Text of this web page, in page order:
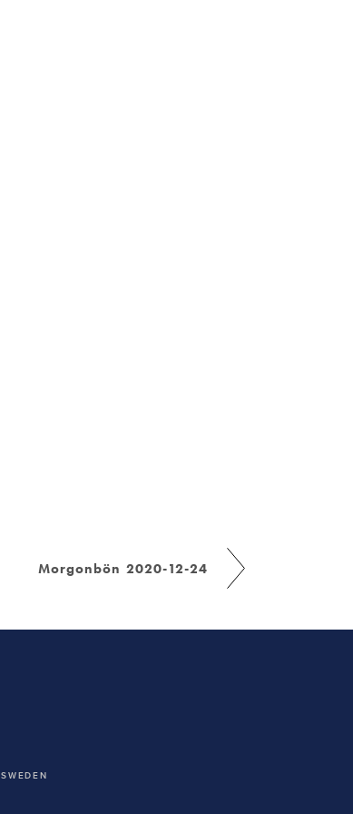
Morgonbön 2020-12-24
SWEDEN